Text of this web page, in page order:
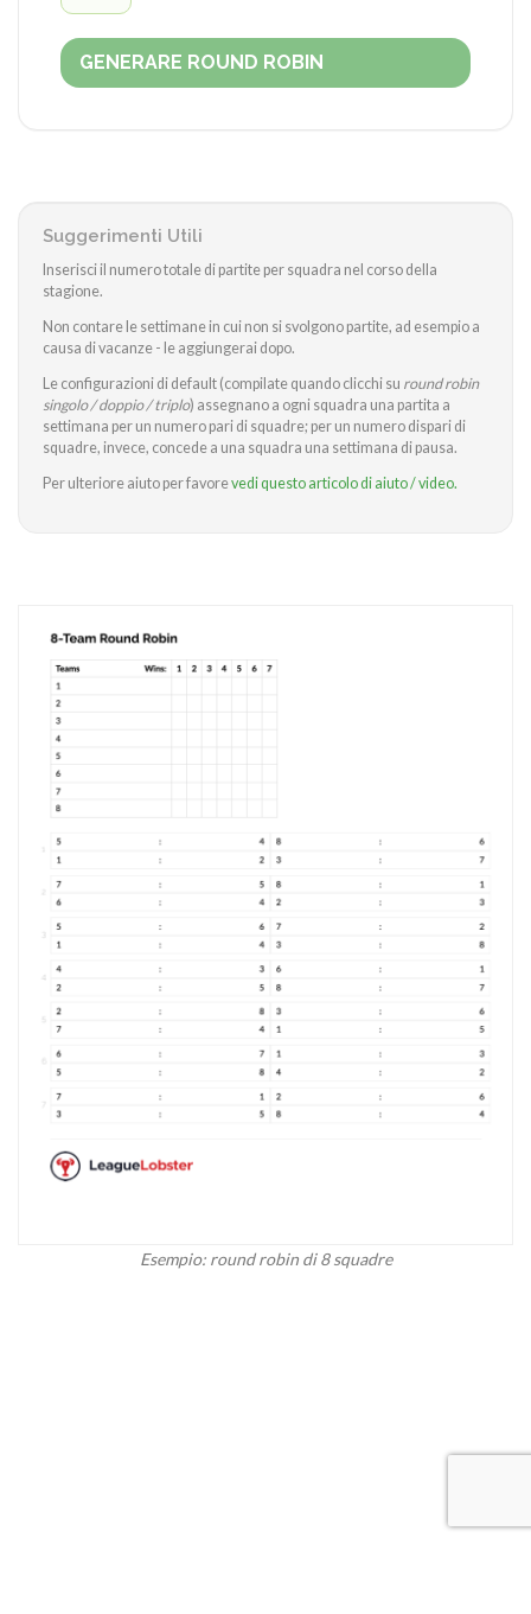
GENERARE ROUND ROBIN
Suggerimenti Utili
Inserisci il numero totale di partite per squadra nel corso della
stagione.
Non contare le settimane in cui non si svolgono partite, ad esempio a
causa di vacanze - le aggiungerai dopo.
Le configurazioni di default (compilate quando clicchi su round robin
singolo / doppio / triplo) assegnano a ogni squadra una partita a
settimana per un numero pari di squadre; per un numero dispari di
squadre, invece, concede a una squadra una settimana di pausa.
Per ulteriore aiuto per favorevedi questo articolo di aiuto / video.
Esempio: round robin di 8 squadre